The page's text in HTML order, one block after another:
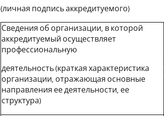
(личная подпись аккредитуемого)
Сведения об организации, в которой
аккредитуемый осуществляет
профессиональную
деятельность (краткая характеристика
организации, отражающая основные
направления ее деятельности, ее
структура)